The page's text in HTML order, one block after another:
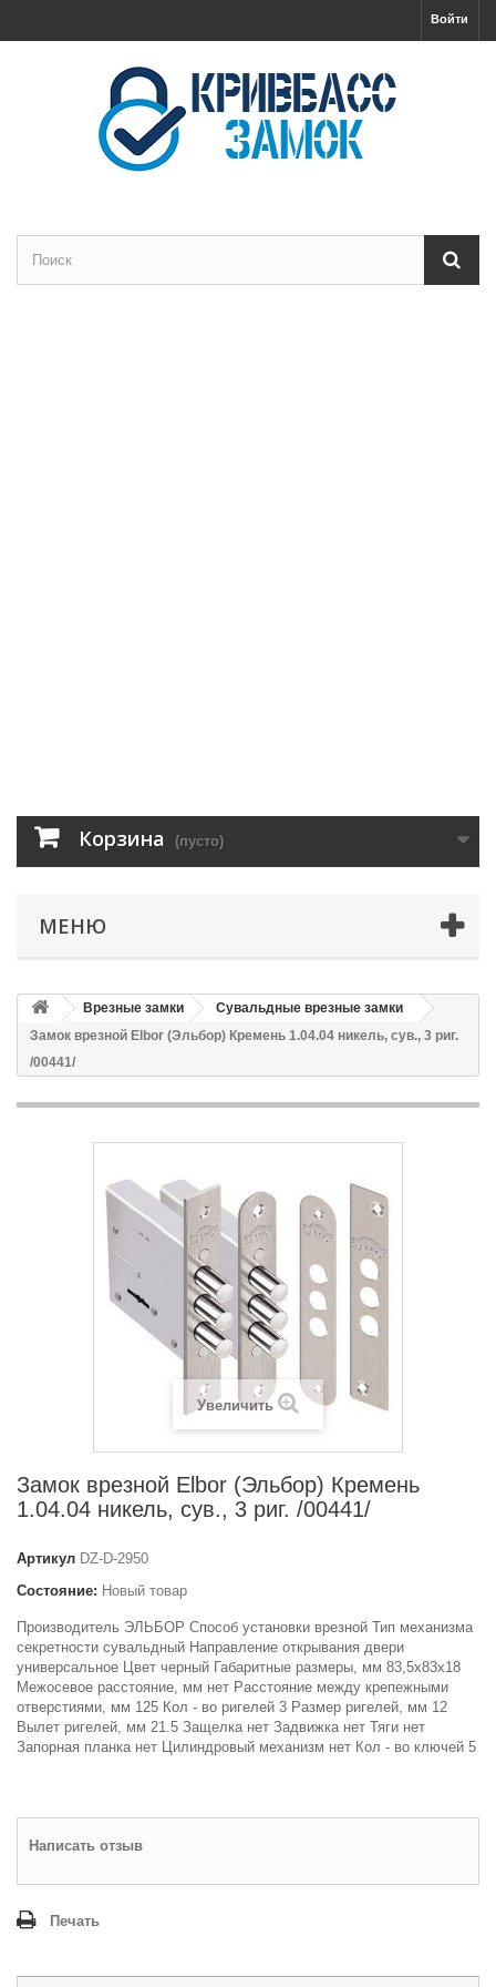
Войти
Корзина (пусто)
МЕНЮ
Врезные замки
Сувальдные врезные замки
Замок врезной Elbor (Эльбор) Кремень 1.04.04 никель, сув., 3 риг.
/00441/
Увеличить
Замок врезной Elbor (Эльбор) Кремень
1.04.04 никель, сув., 3 риг. /00441/
Артикул DZ-D-2950
Состояние: Новый товар
Производитель ЭЛЬБОР Способ установки врезной Тип механизма
секретности сувальдный Направление открывания двери
универсальное Цвет черный Габаритные размеры, мм 83,5х83х18
Межосевое расстояние, мм нет Расстояние между крепежными
отверстиями, мм 125 Кол - во ригелей 3 Размер ригелей, мм 12
Вылет ригелей, мм 21.5 Защелка нет Задвижка нет Тяги нет
Запорная планка нет Цилиндровый механизм нет Кол - во ключей 5
Написать отзыв
Печать